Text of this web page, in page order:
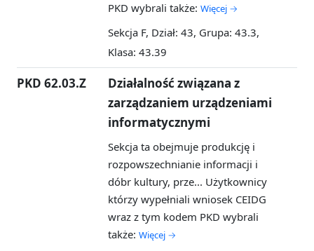
PKD wybrali także: Więcej →
Sekcja F, Dział: 43, Grupa: 43.3,
Klasa: 43.39
PKD 62.03.Z
Działalność związana z
zarządzaniem urządzeniami
informatycznymi
Sekcja ta obejmuje produkcję i
rozpowszechnianie informacji i
dóbr kultury, prze... Użytkownicy
którzy wypełniali wniosek CEIDG
wraz z tym kodem PKD wybrali
także: Więcej →